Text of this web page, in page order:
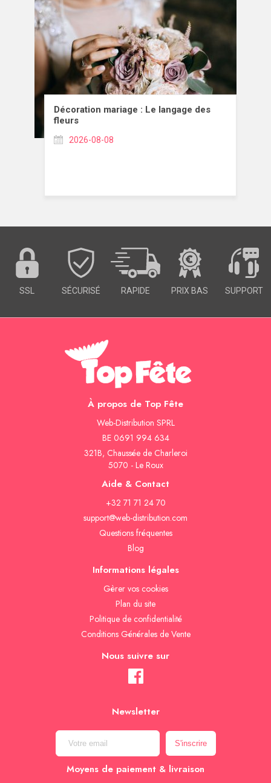
Décoration mariage : Le langage des
fleurs
2026-08-08
SSL SÉCURISÉ RAPIDE PRIX BAS SUPPORT
À propos de Top Fête
Web-Distribution SPRL
BE 0691 994 634
321B, Chaussée de Charleroi
5070 - Le Roux
Aide & Contact
+32 71 71 24 70
support@web-distribution.com
Questions fréquentes
Blog
Informations légales
Gèrer vos cookies
Plan du site
Politique de confidentialité
Conditions Générales de Vente
Nous suivre sur
Newsletter
Moyens de paiement & livraison